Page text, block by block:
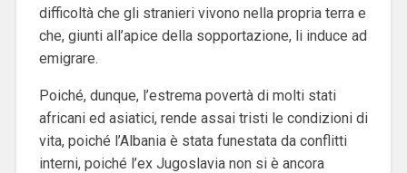
difficoltà che gli stranieri vivono nella propria terra e
che, giunti all’apice della sopportazione, li induce ad
emigrare.
Poiché, dunque, l’estrema povertà di molti stati
africani ed asiatici, rende assai tristi le condizioni di
vita, poiché l’Albania è stata funestata da conflitti
interni, poiché l’ex Jugoslavia non si è ancora